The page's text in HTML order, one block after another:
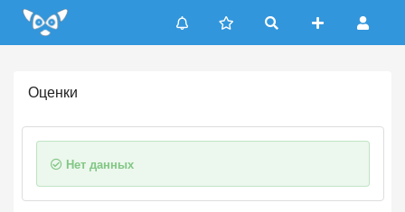
Update cookies preferences
Оценки
Нет данных